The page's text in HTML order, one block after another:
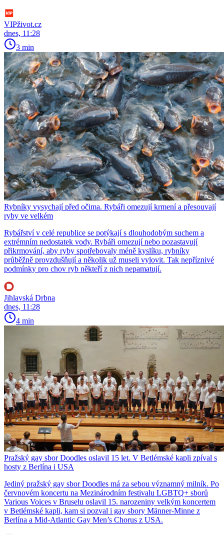
VIPživot.cz
dnes, 11:28
3 min
Rybníky vysychají před očima. Rybáři omezují krmení a přesouvají
ryby ve velkém
Rybářství v celé republice se potýkají s dlouhodobým suchem a
extrémním nedostatek vody. Rybáři omezují nebo pozastavují
přikrmování, aby ryby spotřebovaly méně kyslíku, rybníky
průběžně provzdušňují a několik už museli vylovit. Tak nepříznivé
podmínky pro chov ryb někteří z nich nepamatují.
Jihlavská Drbna
dnes, 11:28
4 min
Pražský gay sbor Doodles oslavil 15 let. V Betlémské kapli zpíval s
hosty z Berlína i USA
Jediný pražský gay sbor Doodles má za sebou významný milník. Po
červnovém koncertu na Mezinárodním festivalu LGBTQ+ sborů
Various Voices v Bruselu oslavil 15. narozeniny velkým koncertem
v Betlémské kapli, kam si pozval i gay sbory Männer-Minne z
Berlína a Mid-Atlantic Gay Men’s Chorus z USA.